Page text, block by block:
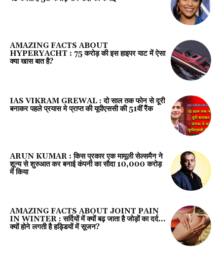
AMAZING FACTS ABOUT
HYPERYACHT : 75 करोड़ की इस हाइपर याट में ऐसा
क्‍या खास बात है?
IAS VIKRAM GREWAL : दो साल तक फोन से दूरी
बनाकर पहले प्रयास मे प्राप्त की यूपीएससी की 51वीं रैंक
ARUN KUMAR : किस प्रकार एक मामूली सेल्समैन ने
शून्य से शुरुआत कर बनाई कंपनी का सौदा 10,000 करोड़
में किया
AMAZING FACTS ABOUT JOINT PAIN
IN WINTER : सर्दियों में क्यों बढ़ जाता है जोड़ों का दर्द…
क्यों होने लगती है हड्डियों में सूजन?